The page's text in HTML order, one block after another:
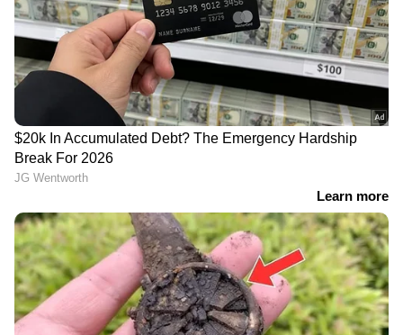
'രാമായണ ഇന്ത്യയിൽ
റിലീസ് ചെയ്യാൻ വൈകും';
വ്യക്തമാക്കി നമിത്
മൽഹോത്ര
മഹേഷ് ബാബുവിന്റെ
ജന്മദിനത്തിൽ എസ് എസ്
രാജമൗലി ചിത്രം
‘വാരണാസി’യിലെ
രുദ്രയുടെ ചിത്രങ്ങൾ
പ്രേക്ഷകരിലേക്ക്
LATEST VIDEOS
അർജുൻ ആയങ്കിയുടെ
സോഷ്യൽമീഡിയ കൈകാര്യം
ചെയ്തത് സഹോദരൻ; അ‍ജയ്
അർജുൻ ആയങ്കിക്ക് കാപ്പ
കുരുക്ക്?; ഒടുവിൽ കാപ്പ
ചുമത്താൻ നീക്കവുമായി പൊലീസ്
| Arjun Aayanki | Kannur